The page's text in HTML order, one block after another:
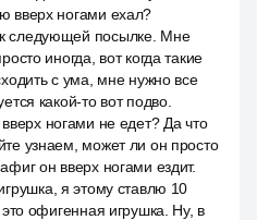
вверх ногами ехал?
следующей посылке. Мне
иногда, вот когда такие
с ума, мне нужно все
какой-то вот подво.
ногами не едет? Да что
узнаем, может ли он просто
он вверх ногами ездит.
я этому ставлю 10
офигенная игрушка. Ну, в